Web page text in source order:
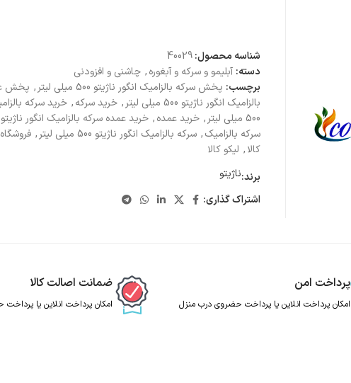
شناسه محصول:40029
دسته: آبلیمو و سرکه و آبغوره, چاشنی و افزودنی
برچسب: پخش سرکه بالزامیک انگور ناژیتو 500 میلی لیتر , پخش
بالزامیک انگور ناژیتو 500 میلی لیتر
, خرید سرکه, خرید سرکه
500 میلی لیتر
, خرید عمده, خرید عمده سرکه بالزامیک انگور ناژیتو 500 میلی
سرکه بالزامیک, سرکه بالزامیک انگور ناژیتو 500 میلی لیتر ,
کالا, لیکو کالا
برند:ناژیتو
اشتراک گذاری:
پرداخت امن
امکان پرداخت انلاین یا پرداخت حضروی درب منزل
ضمانت اصالت کالا
امکان پرداخت انلاین یا